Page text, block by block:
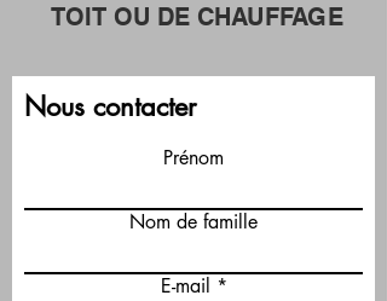
TOIT OU DE CHAUFFAGE
Nous contacter
Prénom
Nom de famille
E-mail